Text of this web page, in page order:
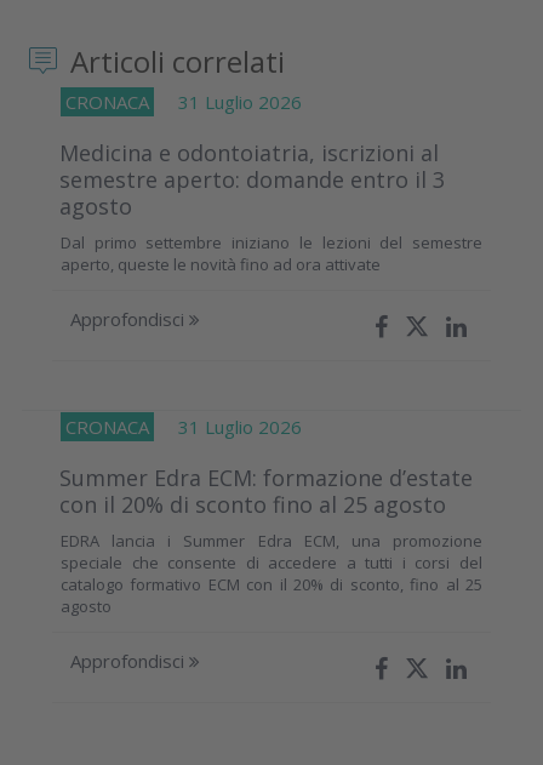
Articoli correlati
CRONACA 31 Luglio 2026
Medicina e odontoiatria, iscrizioni al
semestre aperto: domande entro il 3
agosto
Dal primo settembre iniziano le lezioni del semestre
aperto, queste le novità fino ad ora attivate
Approfondisci
CRONACA 31 Luglio 2026
Summer Edra ECM: formazione d’estate
con il 20% di sconto fino al 25 agosto
EDRA lancia i Summer Edra ECM, una promozione
speciale che consente di accedere a tutti i corsi del
catalogo formativo ECM con il 20% di sconto, fino al 25
agosto
Approfondisci